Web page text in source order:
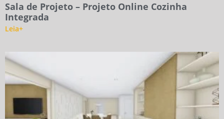
Sala de Projeto – Projeto Online Cozinha
Integrada
Leia+